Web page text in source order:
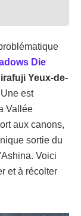
Die
Yeux-de-
est
Vallée
aux canons,
sortie du
Voici
et à récolter